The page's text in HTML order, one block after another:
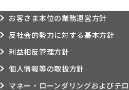
お客さま本位の業務運営方針
反社会的勢力に対する基本方針
利益相反管理方針
個人情報等の取扱方針
マネー・ローンダリングおよびテ